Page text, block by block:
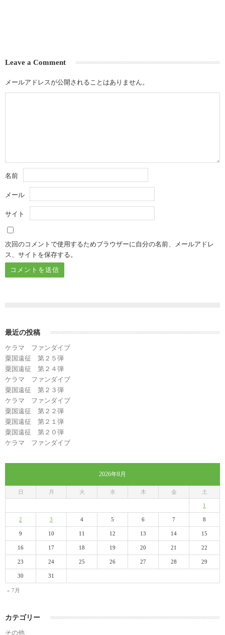
Leave a Comment
メールアドレスが公開されることはありません。
名前
メール
サイト
次回のコメントで使用するためブラウザーに自分の名前、メールアドレ
ス、サイトを保存する。
最近の投稿
ケラマ ファンダイブ
粟国遠征 第２５弾
粟国遠征 第２４弾
ケラマ ファンダイブ
粟国遠征 第２３弾
ケラマ ファンダイブ
粟国遠征 第２２弾
粟国遠征 第２１弾
粟国遠征 第２０弾
ケラマ ファンダイブ
2026年8月
日 月 火 水 木 金 土
« 7月
1
2 3 4 5 6 7 8
9 10 11 12 13 14 15
16 17 18 19 20 21 22
23 24 25 26 27 28 29
30 31
カテゴリー
その他